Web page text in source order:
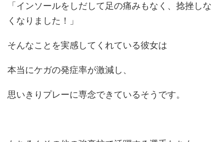
「インソールをしだして足の痛みもなく、捻挫しな
くなりました！」
そんなことを実感してくれている彼女は
本当にケガの発症率が激減し、
思いきりプレーに専念できているそうです。